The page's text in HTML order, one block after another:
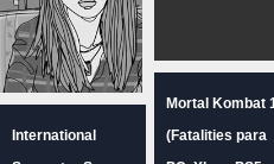
International
Mortal Kombat
(Fatalities para